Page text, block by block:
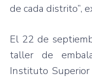
de cada distrito”,
El 22 de
taller de
Instituto